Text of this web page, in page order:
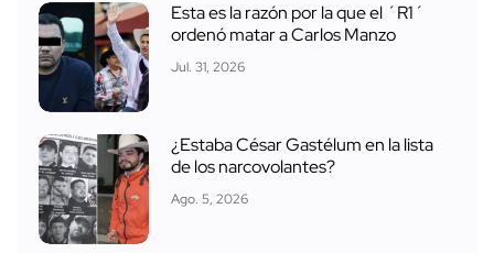
Esta es la razón por la que el ´R1´
ordenó matar a Carlos Manzo
Jul. 31, 2026
¿Estaba César Gastélum en la lista
de los narcovolantes?
Ago. 5, 2026